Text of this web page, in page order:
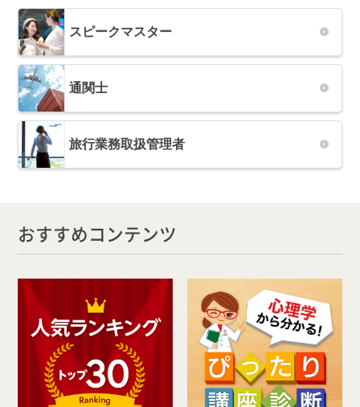
スピークマスター
通関士
旅行業務取扱管理者
おすすめコンテンツ